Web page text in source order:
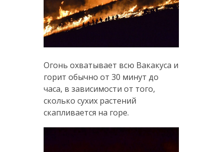
Огонь охватывает всю Вакакуса и
горит обычно от 30 минут до
часа, в зависимости от того,
сколько сухих растений
скапливается на горе.